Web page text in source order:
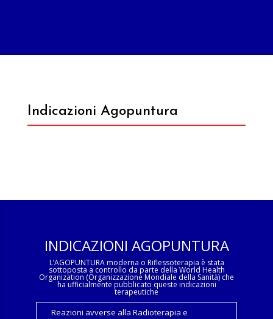
Indicazioni Agopuntura
INDICAZIONI AGOPUNTURA
L’AGOPUNTURA moderna o Riflessoterapia è stata
sottoposta a controllo da parte della World Health
Organization (Organizzazione Mondiale della Sanità) che
ha ufficialmente pubblicato queste indicazioni
terapeutiche
Reazioni avverse alla Radioterapia e